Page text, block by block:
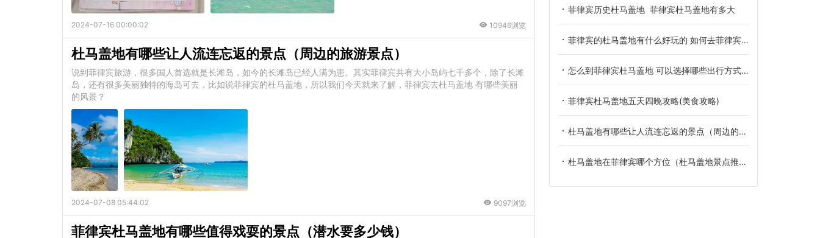
2024-07-16 00:00:02 10946浏览
杜马盖地有哪些让人流连忘返的景点（周边的旅游景点）
说到菲律宾旅游，很多国人首选就是长滩岛，如今的长滩岛已经人满为患。其实菲律宾共有大小岛屿七千多个，除了长滩
岛，还有很多美丽独特的海岛可去，比如说菲律宾的杜马盖地，所以我们今天就来了解，菲律宾去杜马盖地 有哪些美丽
的风景？
2024-07-08 05:44:02 9097浏览
菲律宾杜马盖地有哪些值得戏耍的景点（潜水要多少钱）
菲律宾历史杜马盖地 菲律宾杜马盖地有多大
菲律宾的杜马盖地有什么好玩的 如何去菲律宾的杜马盖地
怎么到菲律宾杜马盖地 可以选择哪些出行方式呢
菲律宾杜马盖地五天四晚攻略(美食攻略)
杜马盖地有哪些让人流连忘返的景点（周边的旅游景点）
杜马盖地在菲律宾哪个方位（杜马盖地景点推荐）